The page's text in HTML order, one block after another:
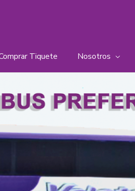
Tiquete Nosotros